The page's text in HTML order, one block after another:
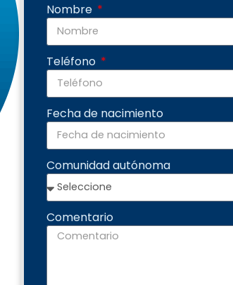
Nombre
Teléfono
Fecha de nacimiento
Comunidad autónoma
Comentario